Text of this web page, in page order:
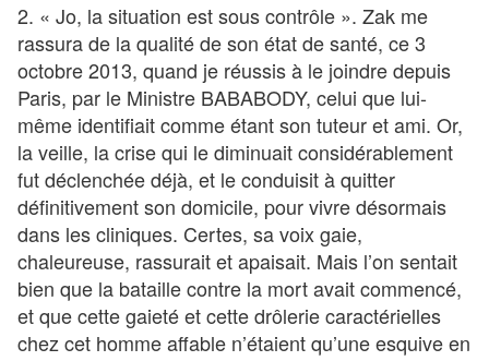
2. « Jo, la situation est sous contrôle ». Zak me
rassura de la qualité de son état de santé, ce 3
octobre 2013, quand je réussis à le joindre depuis
Paris, par le Ministre BABABODY, celui que lui-
même identifiait comme étant son tuteur et ami. Or,
la veille, la crise qui le diminuait considérablement
fut déclenchée déjà, et le conduisit à quitter
définitivement son domicile, pour vivre désormais
dans les cliniques. Certes, sa voix gaie,
chaleureuse, rassurait et apaisait. Mais l’on sentait
bien que la bataille contre la mort avait commencé,
et que cette gaieté et cette drôlerie caractérielles
chez cet homme affable n’étaient qu’une esquive en